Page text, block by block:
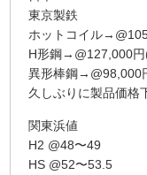
東京製鉄
ホットコイル
H形鋼→@127,000円
異形棒鋼→@98,000
久しぶりに製品価格
関東浜値
H2 @48〜49
HS @52〜53.5